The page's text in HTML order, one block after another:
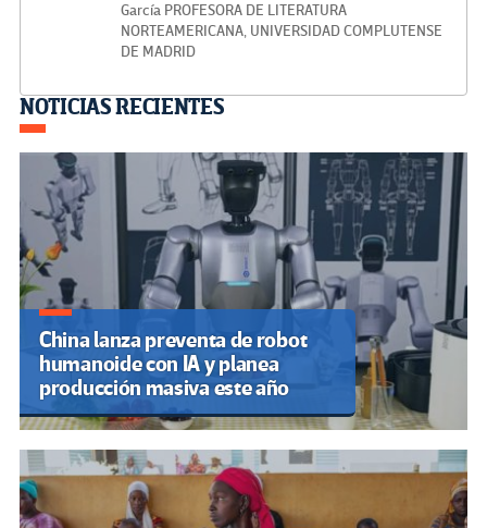
García PROFESORA DE LITERATURA
NORTEAMERICANA, UNIVERSIDAD COMPLUTENSE
DE MADRID
Navegación
de
entradas
NOTICIAS RECIENTES
China lanza preventa de robot
humanoide con IA y planea
producción masiva este año